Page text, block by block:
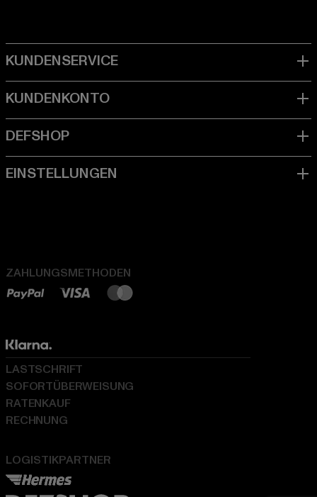
ZAHLUNGSMETHODEN
LOGISTIKPARTNER
LASTSCHRIFT
SOFORTÜBERWEISUNG
RATENKAUF
RECHNUNG